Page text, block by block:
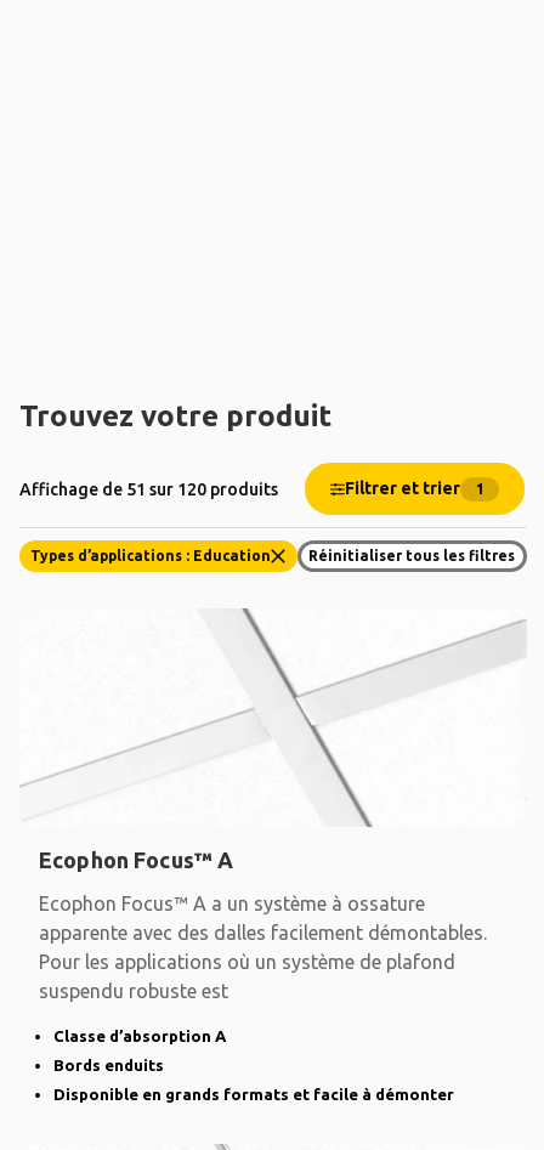
Trouvez votre produit
Affichage de 51 sur 120 produits Filtrer et trier 1
Types d’applications : Education Réinitialiser tous les filtres
Ecophon Focus™ A
Ecophon Focus™ A a un système à ossature
apparente avec des dalles facilement démontables.
Pour les applications où un système de plafond
suspendu robuste est
Classe d’absorption A
Bords enduits
Disponible en grands formats et facile à démonter